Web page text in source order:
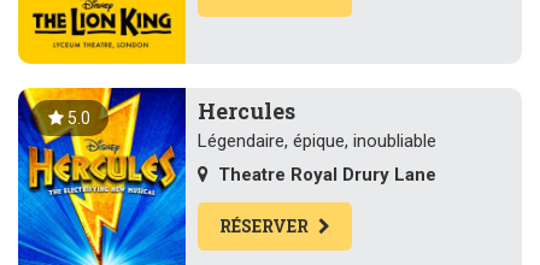
5.0 Hercules
Légendaire, épique, inoubliable
Theatre Royal Drury Lane
RÉSERVER